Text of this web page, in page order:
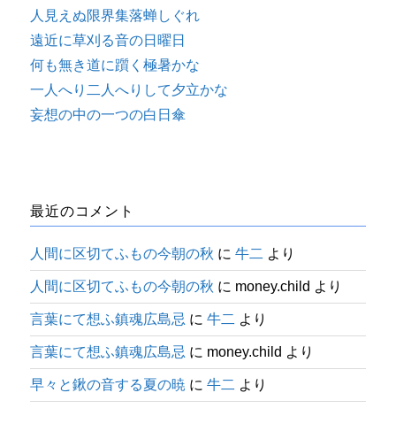
人見えぬ限界集落蝉しぐれ
遠近に草刈る音の日曜日
何も無き道に躓く極暑かな
一人へり二人へりして夕立かな
妄想の中の一つの白日傘
最近のコメント
人間に区切てふもの今朝の秋 に牛二 より
人間に区切てふもの今朝の秋 に money.child より
言葉にて想ふ鎮魂広島忌 に牛二 より
言葉にて想ふ鎮魂広島忌 に money.child より
早々と鍬の音する夏の暁 に牛二 より